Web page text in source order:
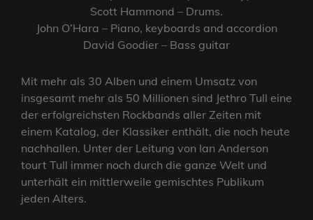
Scott Hammond – Drums.
John O’Hara – Piano, keyboards and accordion
David Goodier – Bass guitar
Mit mehr als 30 Alben und einem Umsatz von
insgesamt mehr als 50 Millionen sind Jethro Tull eine
der erfolgreichsten Rockbands aller Zeiten mit
einem Katalog, der Klassiker enthält, die noch heute
nachhallen. Unter der Leitung von Ian Anderson
tourt Tull immer noch durch die ganze Welt und
unterhält ein mittlerweile gemischtes Publikum
jeden Alters.